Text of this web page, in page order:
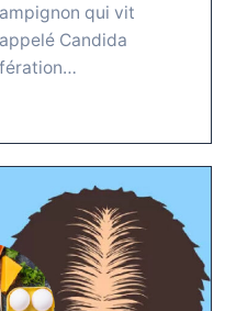
qui vit
Candida